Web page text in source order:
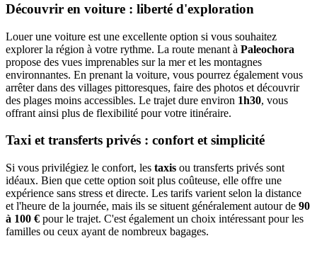
Découvrir en voiture : liberté d'exploration
Louer une voiture est une excellente option si vous souhaitez
explorer la région à votre rythme. La route menant à Paleochora
propose des vues imprenables sur la mer et les montagnes
environnantes. En prenant la voiture, vous pourrez également vous
arrêter dans des villages pittoresques, faire des photos et découvrir
des plages moins accessibles. Le trajet dure environ 1h30, vous
offrant ainsi plus de flexibilité pour votre itinéraire.
Taxi et transferts privés : confort et simplicité
Si vous privilégiez le confort, les taxis ou transferts privés sont
idéaux. Bien que cette option soit plus coûteuse, elle offre une
expérience sans stress et directe. Les tarifs varient selon la distance
et l'heure de la journée, mais ils se situent généralement autour de 90
à 100 € pour le trajet. C'est également un choix intéressant pour les
familles ou ceux ayant de nombreux bagages.